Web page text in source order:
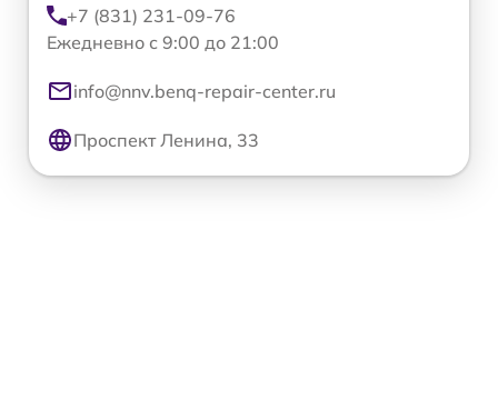
+7 (831) 231-09-76
Ежедневно с 9:00 до 21:00
info@nnv.benq-repair-center.ru
Проспект Ленина, 33